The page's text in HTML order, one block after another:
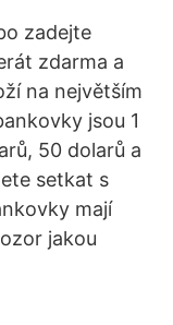
zadejte
zdarma a
na největším
jsou 1
50 dolarů a
setkat s
mají
jakou